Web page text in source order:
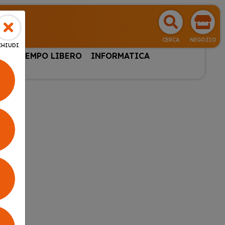
CERCA NEGOZIO
& TEMPO LIBERO
INFORMATICA